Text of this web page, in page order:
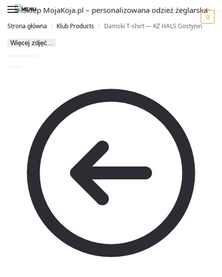
MENU
0
Strona główna
/ Klub Products / Damski T-shirt — KŻ HALS Gostynin
Więcej zdjęć...